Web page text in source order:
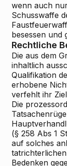
wenn auch
Schusswaffe
besessen und
Rechtliche
Die aus dem
inhaltlich
Qualifikation
erhobene
verfehlt ihr
Die
(§ 258 Abs 1
auf solches
Bedenken